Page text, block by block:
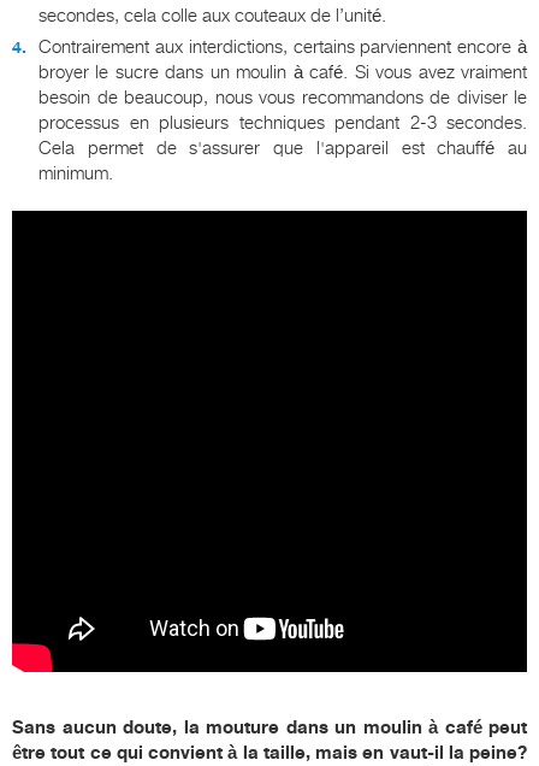
secondes, cela colle aux couteaux de l’unité.
Contrairement aux interdictions, certains parviennent encore à
broyer le sucre dans un moulin à café. Si vous avez vraiment
besoin de beaucoup, nous vous recommandons de diviser le
processus en plusieurs techniques pendant 2-3 secondes.
Cela permet de s'assurer que l'appareil est chauffé au
minimum.
Sans aucun doute, la mouture dans un moulin à café peut
être tout ce qui convient à la taille, mais en vaut-il la peine?